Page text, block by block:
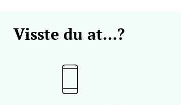
Visste du at...?
Shopping